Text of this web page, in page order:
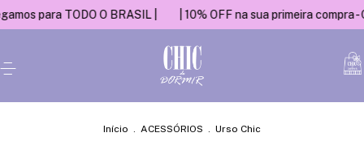
para TODO O BRASIL | | 10% OFF na sua primeira compra -
Início . ACESSÓRIOS . Urso Chic